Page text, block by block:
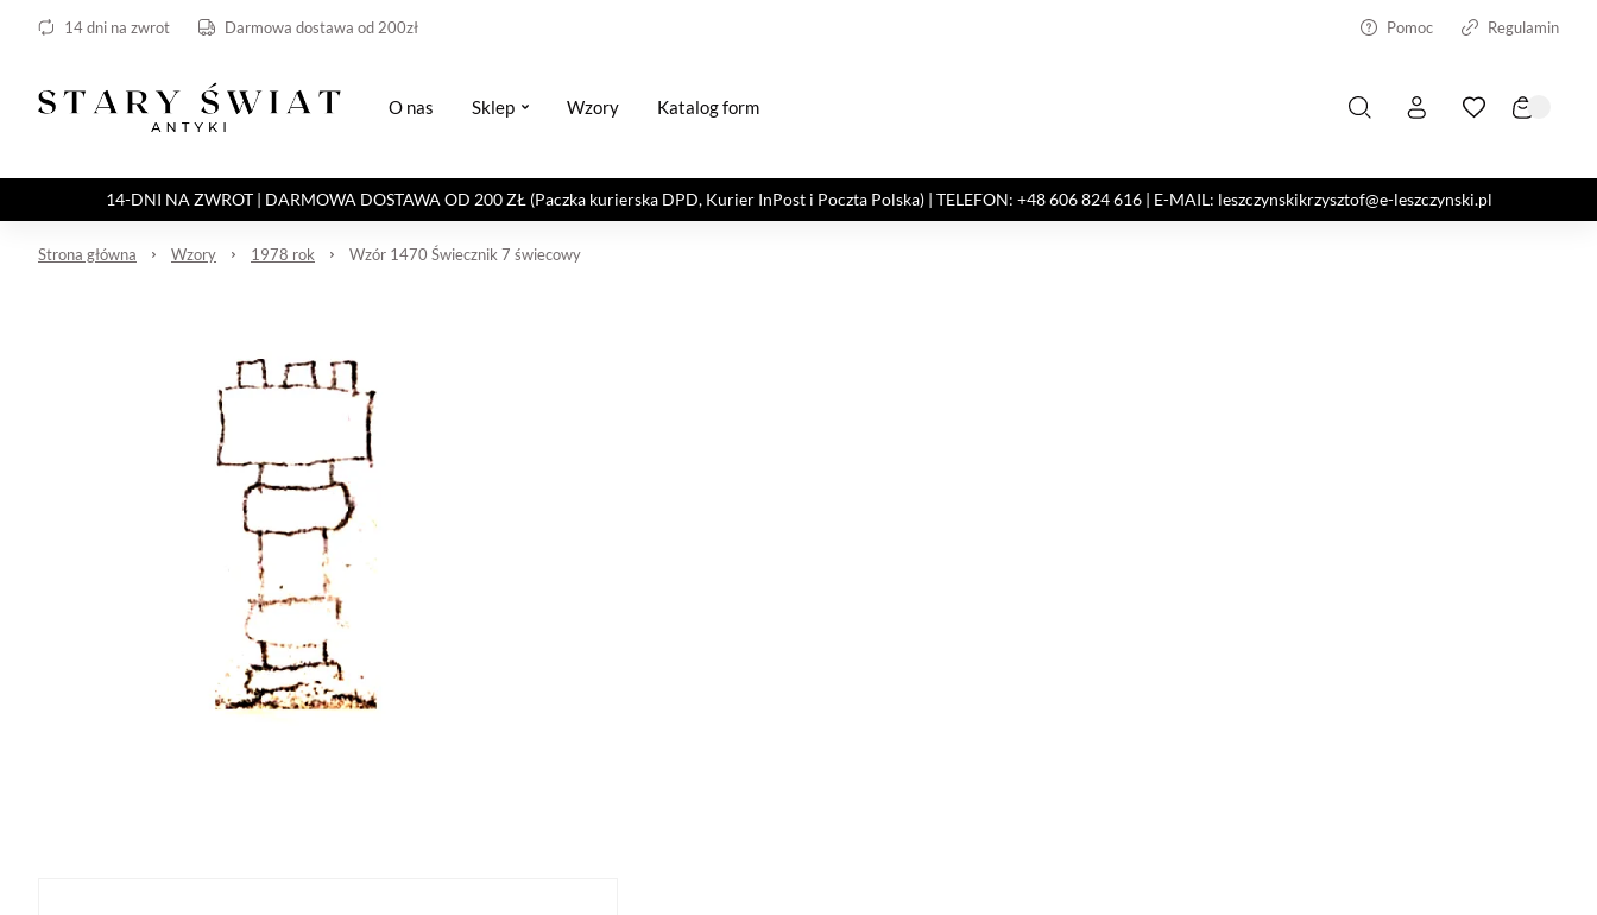
14 dni na zwrot Darmowa dostawa od 200zł Pomoc Regulamin
O nas Sklep Wzory Katalog form
14-DNI NA ZWROT | DARMOWA DOSTAWA OD 200 ZŁ (Paczka kurierska DPD, Kurier InPost i Poczta Polska) | TELEFON: +48 606 824 616 | E-MAIL: leszczynskikrzysztof@e-leszczynski.pl
Strona główna Wzory 1978 rok Wzór 1470 Świecznik 7 świecowy